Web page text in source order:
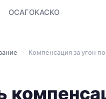
ОСАГОКАСКО